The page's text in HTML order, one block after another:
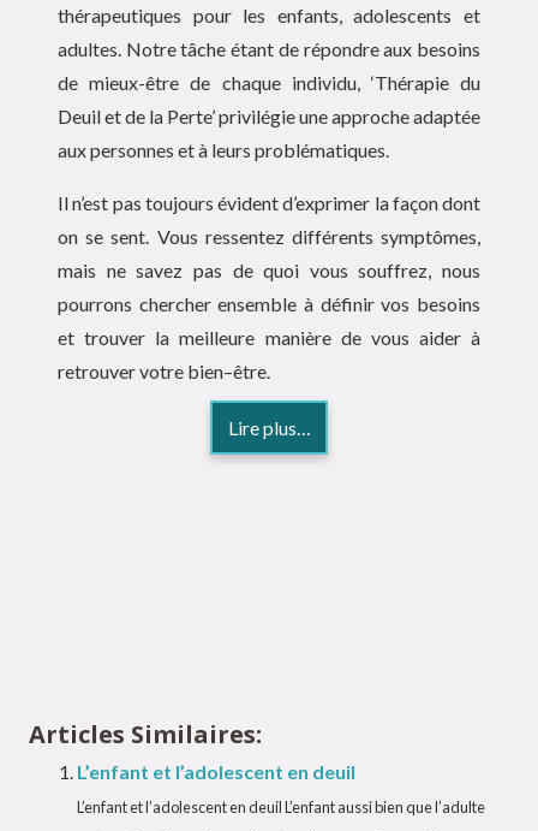
thérapeutiques pour les enfants, adolescents et
adultes. Notre tâche étant de répondre aux besoins
de mieux-être de chaque individu, ‘Thérapie du
Deuil et de la Perte’ privilégie une approche adaptée
aux personnes et à leurs problématiques.
Il n’est pas toujours évident d’exprimer la façon dont
on se sent. Vous ressentez différents symptômes,
mais ne savez pas de quoi vous souffrez, nous
pourrons chercher ensemble à définir vos besoins
et trouver la meilleure manière de vous aider à
retrouver votre bien–être.
Lire plus…
Articles Similaires:
L’enfant et l’adolescent en deuil
L’enfant et l’adolescent en deuil L’enfant aussi bien que l’adulte